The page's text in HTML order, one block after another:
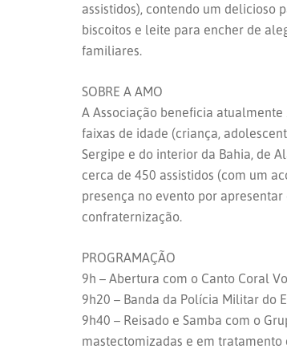
assistidos), contendo um delicioso
biscoitos e leite para encher de
familiares.
SOBRE A AMO
A Associação beneficia atualmente
faixas de idade (criança,
Sergipe e do interior da Bahia, de
cerca de 450 assistidos (com um
presença no evento por
confraternização.
PROGRAMAÇÃO
9h – Abertura com o Canto Coral
9h20 – Banda da Polícia Militar do
9h40 – Reisado e Samba com o
mastectomizadas e em tratamento